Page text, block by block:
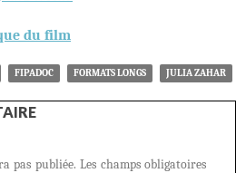
du film
FIPADOC FORMATS LONGS JULIA ZAHAR
pas publiée. Les champs obligatoires